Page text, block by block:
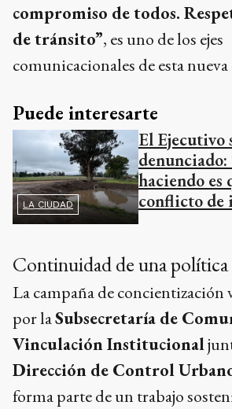
compromiso de todos.
de tránsito”, es uno de los ejes
comunicacionales de esta nueva
Puede interesarte
LA CIUDAD
El Ejecutivo
denunciado:
haciendo es
conflicto de
Continuidad de una
La campaña de
por laSubsecretaría de
Vinculación Institucional
Dirección de Control
forma parte de un trabajo